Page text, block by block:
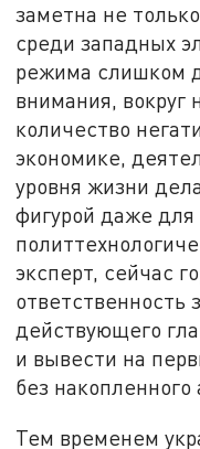
заметна не
среди западных
режима слишком
внимания, вокруг
количество
экономике,
уровня жизни
фигурой даже
эксперт, сейчас
ответственность
действующего
и вывести на
без накопленного
Тем временем